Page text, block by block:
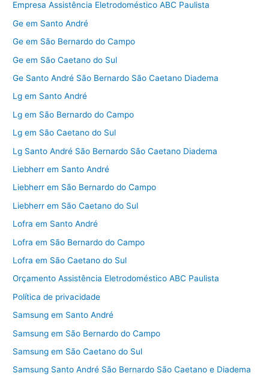
Empresa Assistência Eletrodoméstico ABC Paulista
Ge em Santo André
Ge em São Bernardo do Campo
Ge em São Caetano do Sul
Ge Santo André São Bernardo São Caetano Diadema
Lg em Santo André
Lg em São Bernardo do Campo
Lg em São Caetano do Sul
Lg Santo André São Bernardo São Caetano Diadema
Liebherr em Santo André
Liebherr em São Bernardo do Campo
Liebherr em São Caetano do Sul
Lofra em Santo André
Lofra em São Bernardo do Campo
Lofra em São Caetano do Sul
Orçamento Assistência Eletrodoméstico ABC Paulista
Política de privacidade
Samsung em Santo André
Samsung em São Bernardo do Campo
Samsung em São Caetano do Sul
Samsung Santo André São Bernardo São Caetano e Diadema